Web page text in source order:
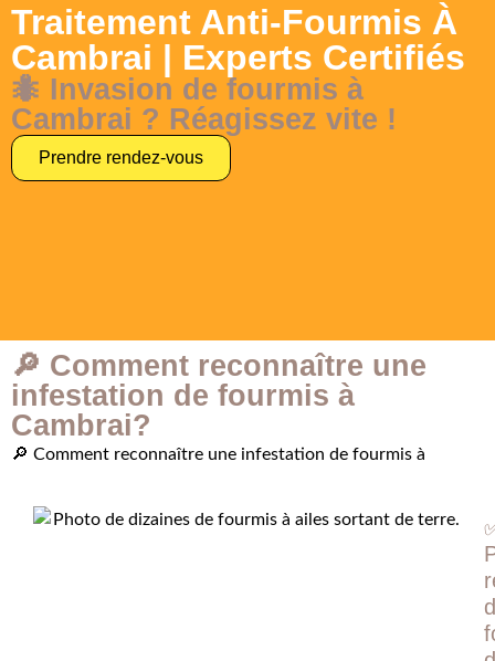
Traitement Anti-Fourmis À
Cambrai | Experts Certifiés
🐜 Invasion de fourmis à
Cambrai ? Réagissez vite !
Prendre rendez-vous
🔎 Comment reconnaître une
infestation de fourmis à
Cambrai?
🔎 Comment reconnaître une infestation de fourmis à